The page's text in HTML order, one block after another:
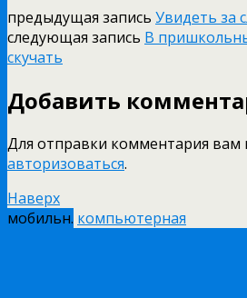
предыдущая запись Увидеть за
следующая запись В
скучать
Добавить
Для отправки комментария вам
авторизоваться.
Наверх
мобильн. компьютерная